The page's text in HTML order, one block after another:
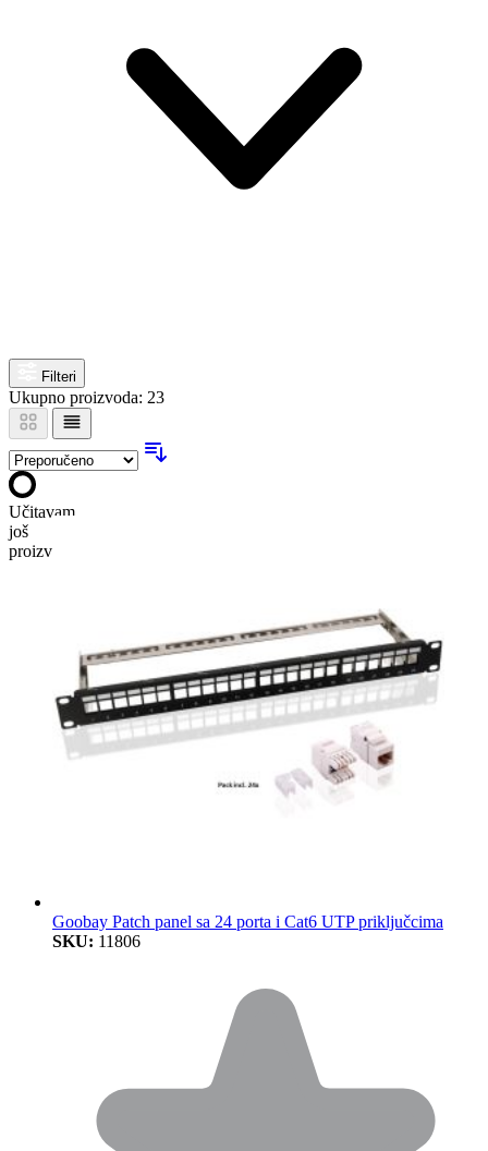
Filteri
Ukupno proizvoda: 23
Učitavam
još
proizvoda…
Goobay Patch panel sa 24 porta i Cat6 UTP priključcima
SKU: 11806